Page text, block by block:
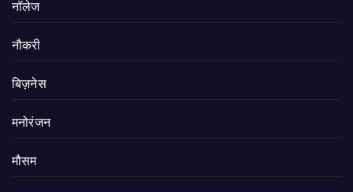
नॉलेज
नौकरी
बिज़नेस
मनोरंजन
मौसम